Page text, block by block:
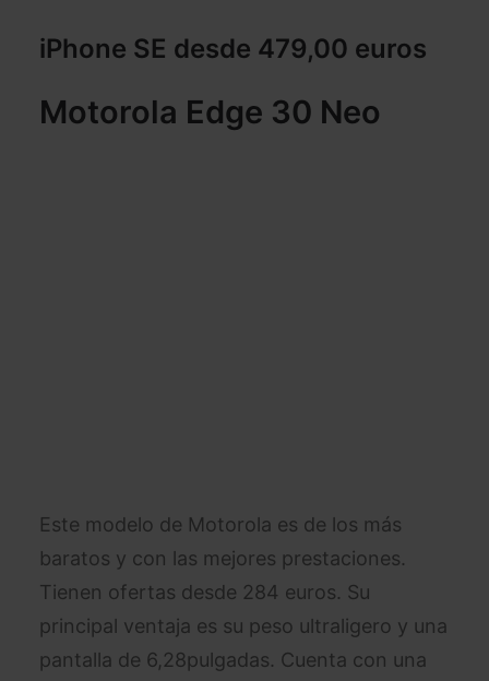
iPhone SE desde 479,00 euros
Motorola Edge 30 Neo
Este modelo de Motorola es de los más
baratos y con las mejores prestaciones.
Tienen ofertas desde 284 euros. Su
principal ventaja es su peso ultraligero y una
pantalla de 6,28pulgadas. Cuenta con una